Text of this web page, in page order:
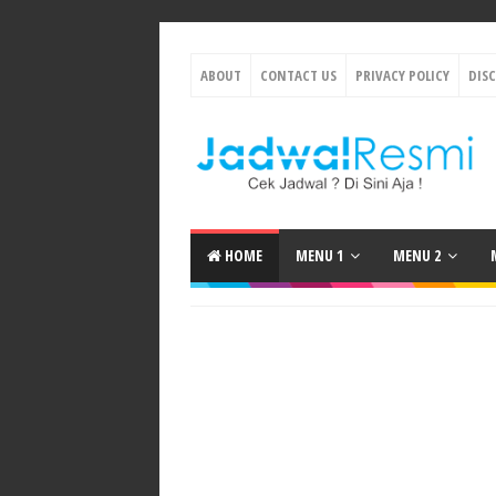
ABOUT CONTACT US PRIVACY POLICY
HOME MENU 1 MENU 2